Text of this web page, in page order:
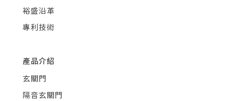
裕盛沿革
專利技術
產品介紹
玄關門
隔音玄關門